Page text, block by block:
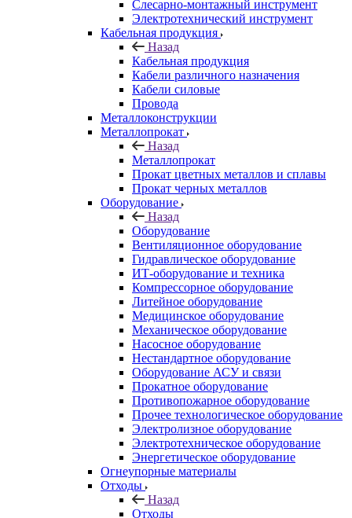
Слесарно-монтажный инструмент
Электротехнический инструмент
Кабельная продукция
Назад
Кабельная продукция
Кабели различного назначения
Кабели силовые
Провода
Металлоконструкции
Металлопрокат
Назад
Металлопрокат
Прокат цветных металлов и сплавы
Прокат черных металлов
Оборудование
Назад
Оборудование
Вентиляционное оборудование
Гидравлическое оборудование
ИТ-оборудование и техника
Компрессорное оборудование
Литейное оборудование
Медицинское оборудование
Механическое оборудование
Насосное оборудование
Нестандартное оборудование
Оборудование АСУ и связи
Прокатное оборудование
Противопожарное оборудование
Прочее технологическое оборудование
Электролизное оборудование
Электротехническое оборудование
Энергетическое оборудование
Огнеупорные материалы
Отходы
Назад
Отходы